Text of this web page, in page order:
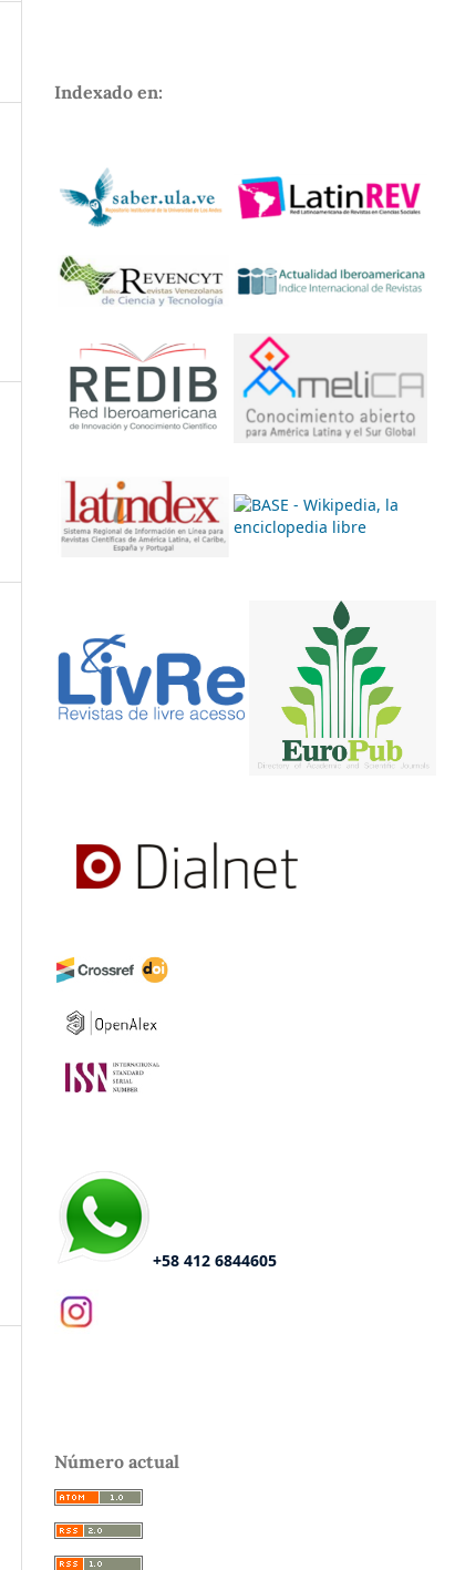
Indexado en:
+58 412 6844605
Número actual